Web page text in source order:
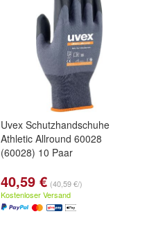
Uvex Schutzhandschuhe
Athletic Allround 60028
(60028) 10 Paar
40,59 € (40,59 €/)
Kostenloser Versand